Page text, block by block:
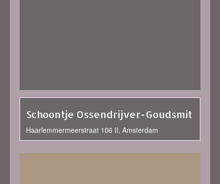
Schoontje Ossendrijver-Goudsmit
Haarlemmermeerstraat 106 II, Amsterdam